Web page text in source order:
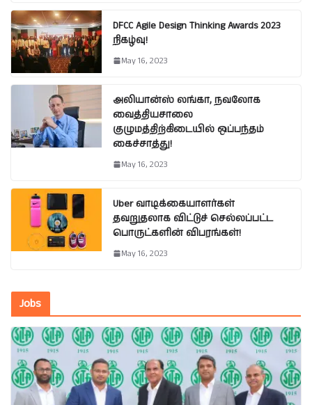
DFCC Agile Design Thinking Awards 2023
நிகழ்வு!
May 16, 2023
அலியான்ஸ் லங்கா, நவலோக
வைத்தியசாலை
குழுமத்திற்கிடையில் ஒப்பந்தம்
கைச்சாத்து!
May 16, 2023
Uber வாடிக்கையாளர்கள்
தவறுதலாக விட்டுச் செல்லப்பட்ட
பொருட்களின் விபரங்கள்!
May 16, 2023
Jobs